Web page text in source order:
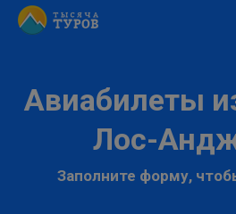
Авиабилеты
Лос-
Заполните форму,